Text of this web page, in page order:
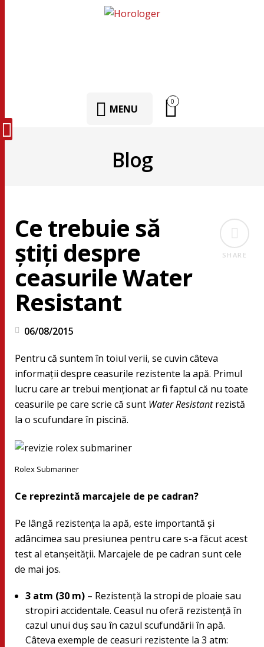
MENU
0
Blog
SHARE
Ce trebuie să
ştiţi despre
ceasurile Water
Resistant
06/08/2015
Pentru că suntem în toiul verii, se cuvin câteva
informaţii despre ceasurile rezistente la apă. Primul
lucru care ar trebui menţionat ar fi faptul că nu toate
ceasurile pe care scrie că sunt Water Resistantrezistă
la o scufundare în piscină.
Rolex Submariner
Ce reprezintă marcajele de pe cadran?
Pe lângă rezistenţa la apă, este importantă şi
adâncimea sau presiunea pentru care s-a făcut acest
test al etanşeităţii. Marcajele de pe cadran sunt cele
de mai jos.
3 atm (30 m)– Rezistenţă la stropi de ploaie sau
stropiri accidentale. Ceasul nu oferă rezistenţă în
cazul unui duş sau în cazul scufundării în apă.
Câteva exemple de ceasuri rezistente la 3 atm: